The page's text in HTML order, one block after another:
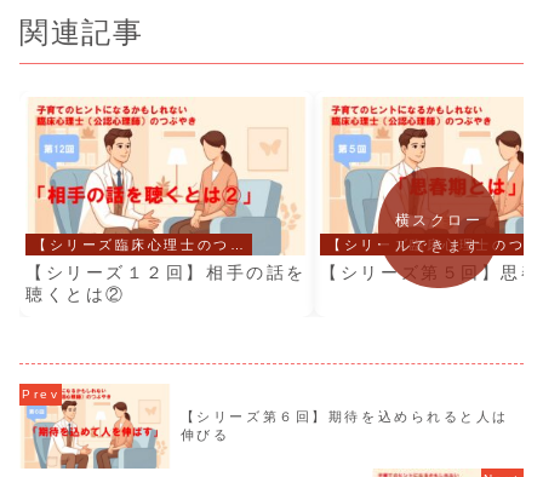
関連記事
【シリーズ１２回】相手の話を
聴くとは②
【シリーズ第５回】思
横スクロー
ルできます
【シリーズ第６回】期待を込められると人は
伸びる